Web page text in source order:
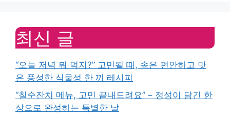
최신 글
“오늘 저녁 뭐 먹지?” 고민될 때, 속은 편안하고 맛
은 풍성한 식물성 한 끼 레시피
“칠순잔치 메뉴, 고민 끝내드려요” – 정성이 담긴 한
상으로 완성하는 특별한 날